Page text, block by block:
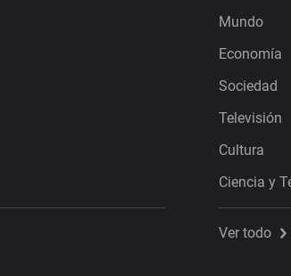
Mundo
Economía
Sociedad
Televisión
Cultura
Ciencia y
Ver todo